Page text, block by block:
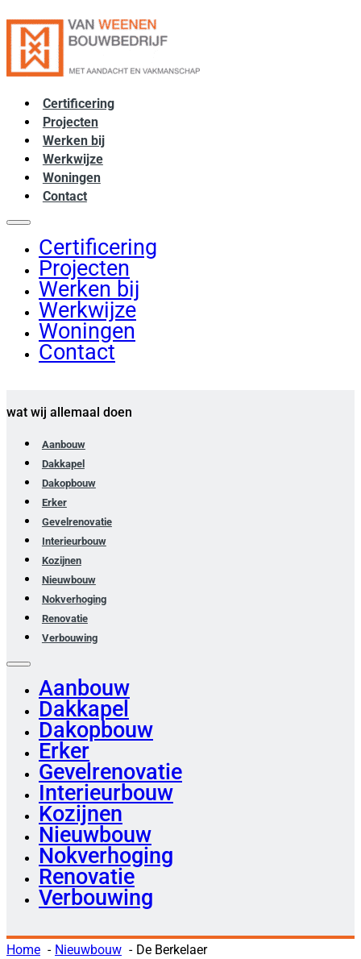
Certificering
Projecten
Werken bij
Werkwijze
Woningen
Contact
Certificering
Projecten
Werken bij
Werkwijze
Woningen
Contact
wat wij allemaal doen
Aanbouw
Dakkapel
Dakopbouw
Erker
Gevelrenovatie
Interieurbouw
Kozijnen
Nieuwbouw
Nokverhoging
Renovatie
Verbouwing
Aanbouw
Dakkapel
Dakopbouw
Erker
Gevelrenovatie
Interieurbouw
Kozijnen
Nieuwbouw
Nokverhoging
Renovatie
Verbouwing
Home Nieuwbouw De Berkelaer